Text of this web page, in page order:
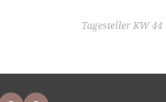
Tagesteller KW 44